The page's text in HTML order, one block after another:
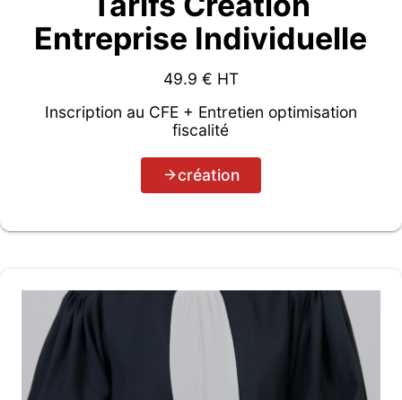
Entreprise Individuelle
49.9 € HT
Inscription au CFE + Entretien optimisation
fiscalité
création